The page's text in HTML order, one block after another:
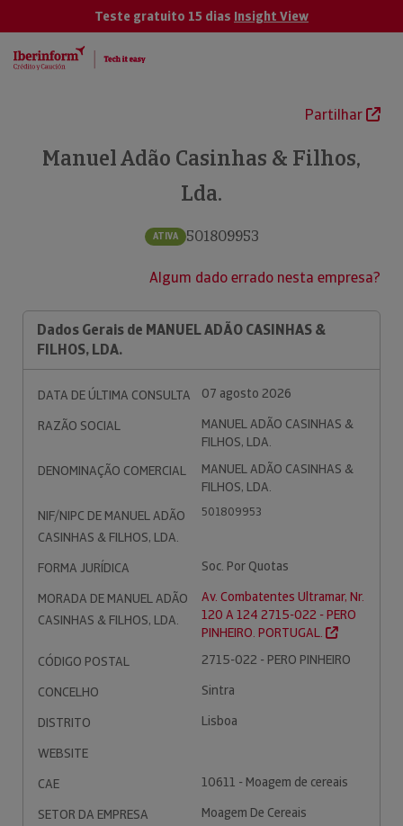
Teste gratuito 15 dias Insight View
Partilhar
Manuel Adão Casinhas & Filhos,
Lda.
ATIVA 501809953
Algum dado errado nesta empresa?
Dados Gerais de MANUEL ADÃO CASINHAS &
FILHOS, LDA.
DATA DE ÚLTIMA CONSULTA
07 agosto 2026
RAZÃO SOCIAL
MANUEL ADÃO CASINHAS &
FILHOS, LDA.
DENOMINAÇÃO COMERCIAL
MANUEL ADÃO CASINHAS &
FILHOS, LDA.
NIF/NIPC DE MANUEL ADÃO
CASINHAS & FILHOS, LDA.
501809953
FORMA JURÍDICA
Soc. Por Quotas
MORADA DE MANUEL ADÃO
CASINHAS & FILHOS, LDA.
Av. Combatentes Ultramar, Nr.
120 A 124 2715-022 - PERO
PINHEIRO. PORTUGAL.
CÓDIGO POSTAL
2715-022 - PERO PINHEIRO
CONCELHO
Sintra
DISTRITO
Lisboa
WEBSITE
CAE
10611 - Moagem de cereais
SETOR DA EMPRESA
Moagem De Cereais